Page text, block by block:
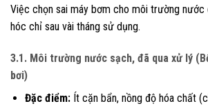
Việc chọn sai máy bơm cho môi trường nước
hóc chỉ sau vài tháng sử dụng.
3.1. Môi trường nước sạch, đã qua xử lý
bơi)
Đặc điểm:Ít cặn bẩn, nồng độ hóa chất